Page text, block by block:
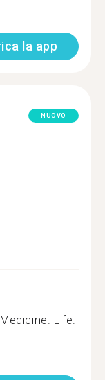
la app
NUOVO
Life.